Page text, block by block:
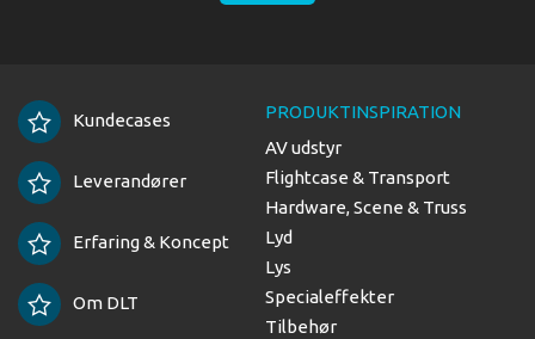
Kundecases
Leverandører
Erfaring & Koncept
Om DLT
PRODUKTINSPIRATION
AV udstyr
Flightcase & Transport
Hardware, Scene & Truss
Lyd
Lys
Specialeffekter
Tilbehør